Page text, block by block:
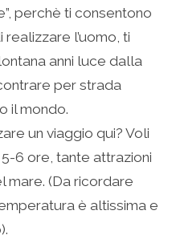
perchè ti consentono
l’uomo, ti
anni luce dalla
per strada
il mondo.
un viaggio qui? Voli
6 ore, tante attrazioni
mare. (Da ricordare
è altissima e